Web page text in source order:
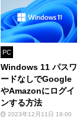
PC
Windows 11 パスワ
ードなしでGoogle
やAmazonにログイ
ンする方法
2023年12月11日 19:00